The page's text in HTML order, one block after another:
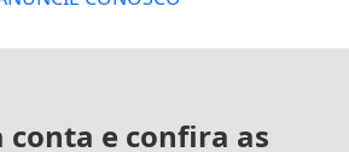
conta e confira as